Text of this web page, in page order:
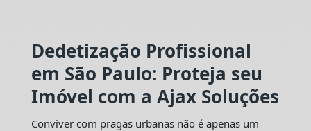
Dedetização Profissional
em São Paulo: Proteja seu
Imóvel com a Ajax Soluções
Conviver com pragas urbanas não é apenas um